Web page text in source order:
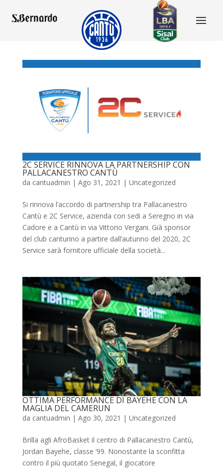
2C SERVICE RINNOVA LA PARTNERSHIP CON
PALLACANESTRO CANTÙ
da cantuadmin | Ago 31, 2021 | Uncategorized
Si rinnova l’accordo di partnership tra Pallacanestro
Cantù e 2C Service, azienda con sedi a Seregno in via
Cadore e a Cantù in via Vittorio Vergani. Già sponsor
del club canturino a partire dall’autunno del 2020, 2C
Service sarà fornitore ufficiale della società...
OTTIMA PERFORMANCE DI BAYEHE CON LA
MAGLIA DEL CAMERUN
da cantuadmin | Ago 30, 2021 | Uncategorized
Brilla agli AfroBasket il centro di Pallacanestro Cantù,
Jordan Bayehe, classe ’99. Nonostante la sconfitta
contro il più quotato Senegal, il giocatore